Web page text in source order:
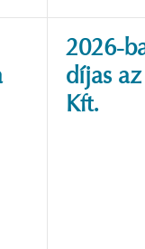
2026-
díjas
Kft.